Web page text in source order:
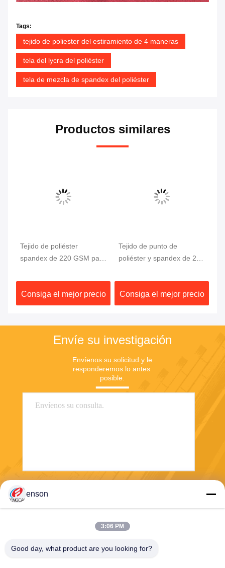
Tags:
tejido de poliester del estiramiento de 4 maneras
tela del lycra del poliéster
tela de mezcla de spandex del poliéster
Productos similares
Tejido de poliéster
spandex de 220 GSM para
deportiva
Consiga el mejor precio
Tejido de punto de
poliéster y spandex de 220
direcciones
Consiga el mejor precio
Envíe su investigación
Envíenos su solicitud y le
responderemos lo antes
posible.
enson
3:06 PM
Good day, what product are you looking for?